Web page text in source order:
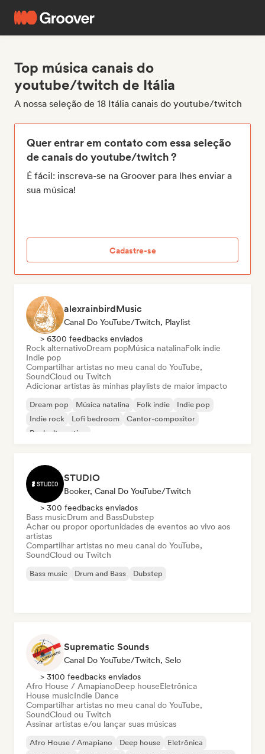
Top música canais do
youtube/twitch de Itália
A nossa seleção de 18 Itália canais do youtube/twitch
Quer entrar em contato com essa seleção
de canais do youtube/twitch ?
É fácil: inscreva-se na Groover para lhes enviar a
sua música!
Cadastre-se
alexrainbirdMusic
Canal Do YouTube/Twitch, Playlist
> 6300 feedbacks enviados
Rock alternativoDream popMúsica natalinaFolk indie
Indie pop
Compartilhar artistas no meu canal do YouTube,
SoundCloud ou Twitch
Adicionar artistas às minhas playlists de maior impacto
Dream pop Música natalina Folk indie
Indie pop
Indie rock
Lofi bedroom
Cantor-compositor
Rock alternativo
STUDIO
Booker, Canal Do YouTube/Twitch
> 300 feedbacks enviados
Bass musicDrum and BassDubstep
Achar ou propor oportunidades de eventos ao vivo aos
artistas
Compartilhar artistas no meu canal do YouTube,
SoundCloud ou Twitch
Bass music Drum and Bass Dubstep
Suprematic Sounds
Canal Do YouTube/Twitch, Selo
> 3100 feedbacks enviados
Afro House / AmapianoDeep houseEletrônica
House musicIndie Dance
Compartilhar artistas no meu canal do YouTube,
SoundCloud ou Twitch
Assinar artistas e/ou lançar suas músicas
Afro House / Amapiano Deep house
Eletrônica